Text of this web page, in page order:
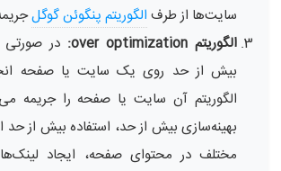
سایت‌ها از طرف الگوریتم پنگوئن گوگل
الگوریتم over optimization:
در صورتی
بیش از حد روی یک سایت یا صفحه
الگوریتم آن سایت یا صفحه را جریمه
بهینه‌سازی بیش از حد، استفاده بیش از حد
مختلف در محتوای صفحه، ایجاد